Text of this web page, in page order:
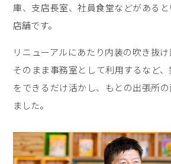
庫、支店長室、社員食堂などがある
店舗です。
リニューアルにあたり内装の吹き抜
そのまま事務室として利用するなど
をできるだけ活かし、もとの出張所
ました。